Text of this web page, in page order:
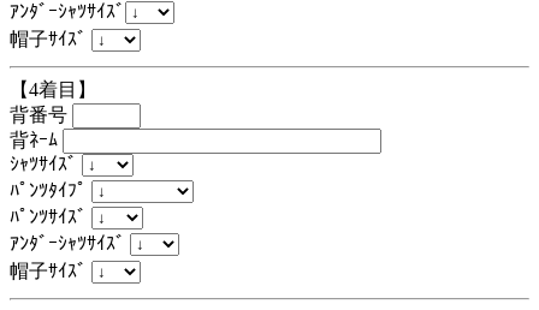
ｱﾝﾀﾞｰｼｬﾂｻｲｽﾞ
帽子ｻｲｽﾞ
【4着目】
背番号
背ﾈｰﾑ
ｼｬﾂｻｲｽﾞ
ﾊﾟﾝﾂﾀｲﾌﾟ
ﾊﾟﾝﾂｻｲｽﾞ
ｱﾝﾀﾞｰｼｬﾂｻｲｽﾞ
帽子ｻｲｽﾞ